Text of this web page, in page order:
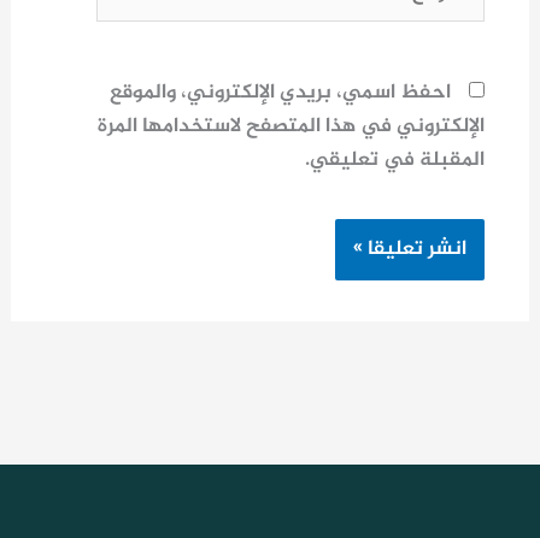
احفظ اسمي، بريدي الإلكتروني، والموقع
الإلكتروني في هذا المتصفح لاستخدامها المرة
المقبلة في تعليقي.